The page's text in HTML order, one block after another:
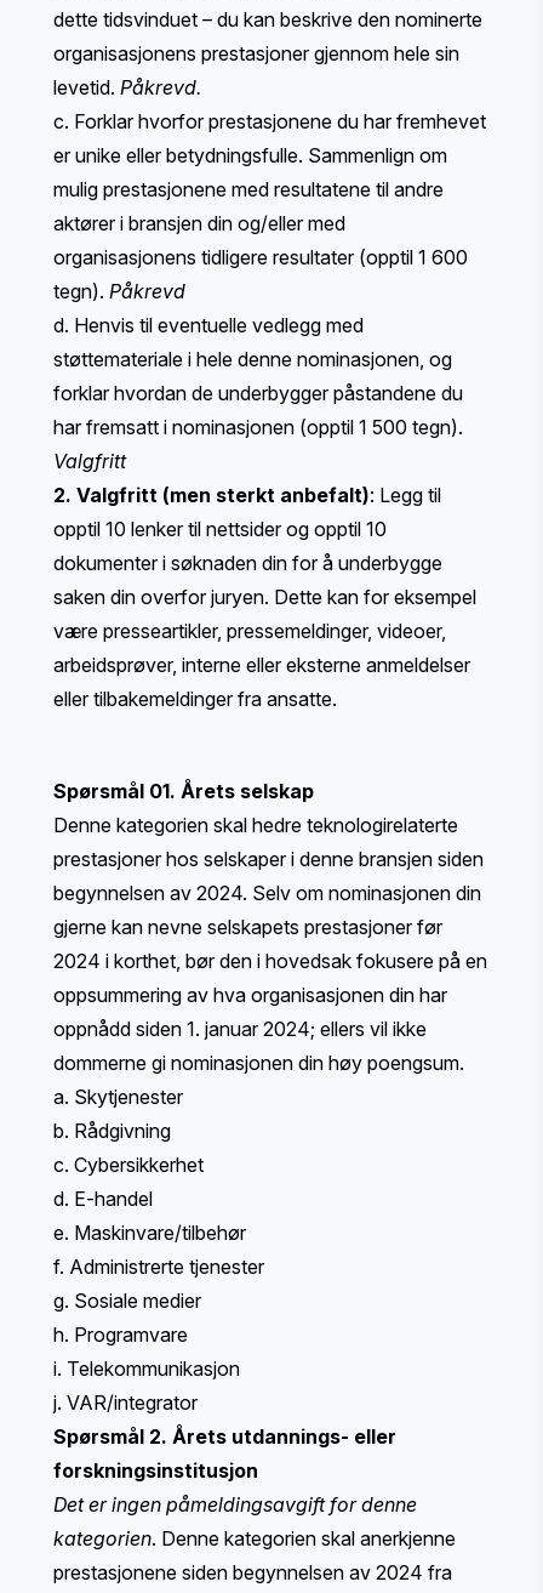
dette tidsvinduet – du kan beskrive den nominerte
organisasjonens prestasjoner gjennom hele sin
levetid. Påkrevd.
c. Forklar hvorfor prestasjonene du har fremhevet
er unike eller betydningsfulle. Sammenlign om
mulig prestasjonene med resultatene til andre
aktører i bransjen din og/eller med
organisasjonens tidligere resultater (opptil 1 600
tegn). Påkrevd
d. Henvis til eventuelle vedlegg med
støttemateriale i hele denne nominasjonen, og
forklar hvordan de underbygger påstandene du
har fremsatt i nominasjonen (opptil 1 500 tegn).
Valgfritt
2. Valgfritt (men sterkt anbefalt): Legg til
opptil 10 lenker til nettsider og opptil 10
dokumenter i søknaden din for å underbygge
saken din overfor juryen. Dette kan for eksempel
være presseartikler, pressemeldinger, videoer,
arbeidsprøver, interne eller eksterne anmeldelser
eller tilbakemeldinger fra ansatte.
Spørsmål 01. Årets selskap
Denne kategorien skal hedre teknologirelaterte
prestasjoner hos selskaper i denne bransjen siden
begynnelsen av 2024. Selv om nominasjonen din
gjerne kan nevne selskapets prestasjoner før
2024 i korthet, bør den i hovedsak fokusere på en
oppsummering av hva organisasjonen din har
oppnådd siden 1. januar 2024; ellers vil ikke
dommerne gi nominasjonen din høy poengsum.
a. Skytjenester
b. Rådgivning
c. Cybersikkerhet
d. E-handel
e. Maskinvare/tilbehør
f. Administrerte tjenester
g. Sosiale medier
h. Programvare
i. Telekommunikasjon
j. VAR/integrator
Spørsmål 2. Årets utdannings- eller
forskningsinstitusjon
Det er ingen påmeldingsavgift for denne
kategorien. Denne kategorien skal anerkjenne
prestasjonene siden begynnelsen av 2024 fra